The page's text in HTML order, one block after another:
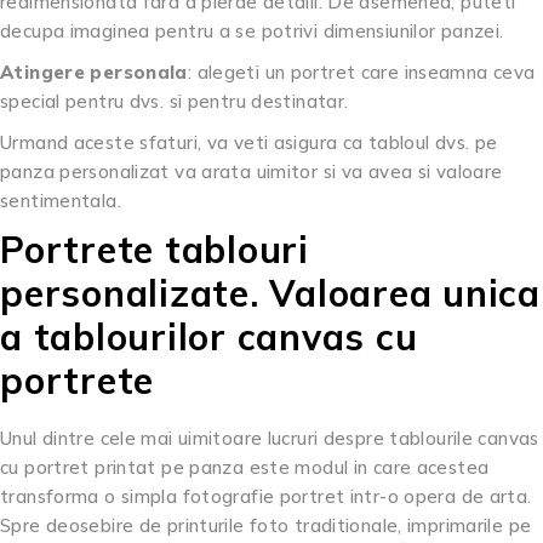
decupa imaginea pentru a se potrivi dimensiunilor panzei.
Atingere personala: alegeti un portret care inseamna ceva
special pentru dvs. si pentru destinatar.
Urmand aceste sfaturi, va veti asigura ca tabloul dvs. pe
panza personalizat va arata uimitor si va avea si valoare
sentimentala.
Portrete tablouri
personalizate. Valoarea unica
a tablourilor canvas cu
portrete
Unul dintre cele mai uimitoare lucruri despre tablourile canvas
cu portret printat pe panza este modul in care acestea
transforma o simpla fotografie portret intr-o opera de arta.
Spre deosebire de printurile foto traditionale, imprimarile pe